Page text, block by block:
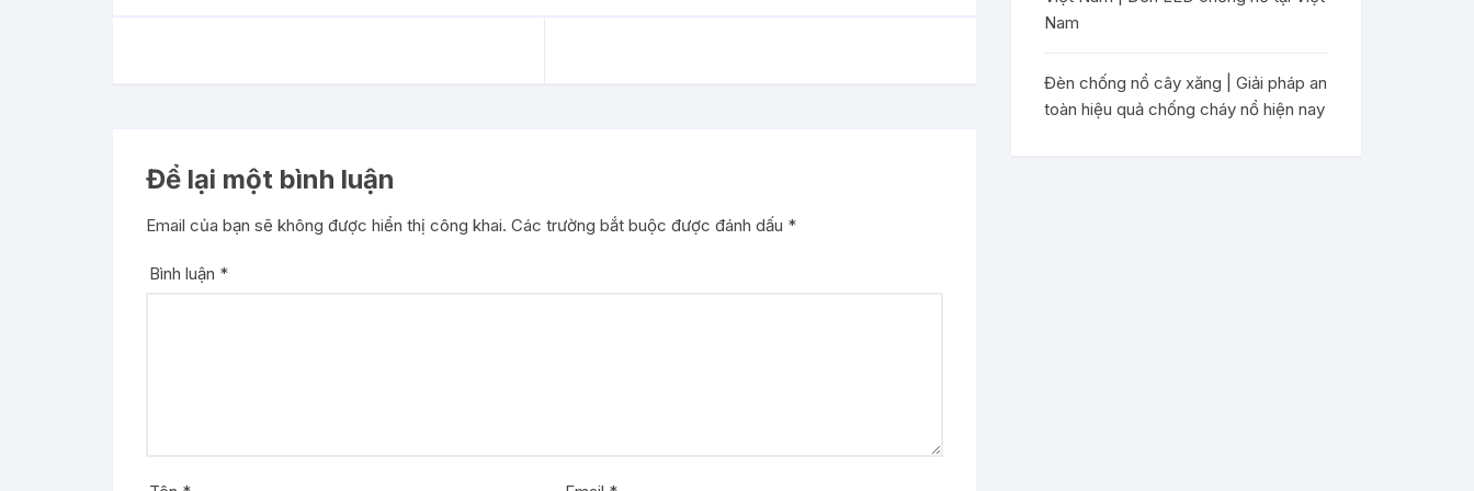
Để lại một bình luận
Email của bạn sẽ không được hiển thị công khai. Các trường bắt buộc được đánh dấu *
Bình luận *
Nam
Đèn chống nổ cây xăng | Giải pháp an
toàn hiệu quả chống cháy nổ hiện nay